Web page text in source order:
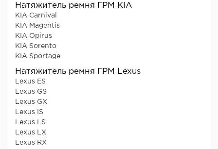
Натяжитель ремня ГРМ KIA
KIA Carnival
KIA Magentis
KIA Opirus
KIA Sorento
KIA Sportage
Натяжитель ремня ГРМ Lexus
Lexus ES
Lexus GS
Lexus GX
Lexus IS
Lexus LS
Lexus LX
Lexus RX